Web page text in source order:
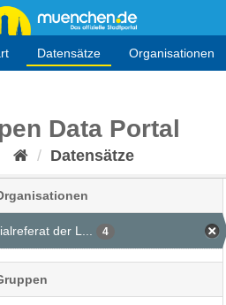
Datensätze Organisationen
Data Portal
Datensätze
der L... 4